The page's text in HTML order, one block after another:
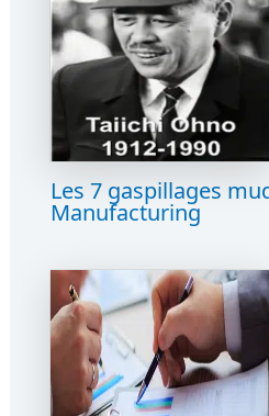
Les 7 gaspillages
Manufacturing